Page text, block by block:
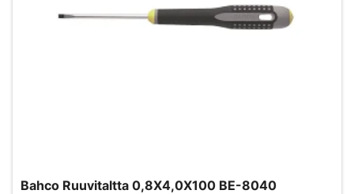
Bahco Ruuvitaltta 0,8X4,0X100 BE-8040